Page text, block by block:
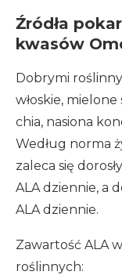
Źródła
kwasów
Dobrymi
włoskie,
chia, nasiona
Według norma
zaleca się
ALA dziennie, a
ALA dziennie.
Zawartość ALA
roślinnych: